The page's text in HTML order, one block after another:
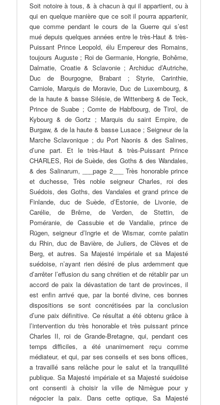
Soit notoire à tous, & à chacun à qui il appartient, ou à
qui en quelque manière que ce soit il pourra appartenir,
que comme pendant le cours de la Guerre qui s’est
mué depuis quelques années entre le très-Haut & très-
Puissant Prince Leopold, élu Empereur des Romains,
toujours Auguste ; Roi de Germanie, Hongrie, Bohême,
Dalmatie, Croatie & Sclavonie ; Archiduc d’Autriche,
Duc de Bourgogne, Brabant ; Styrie, Carinthie,
Carniole, Marquis de Moravie, Duc de Luxembourg, &
de la haute & basse Silésie, de Wittenberg & de Teck,
Prince de Suabe ; Comte de Habfbourg, de Tirol, de
Kybourg & de Gortz ; Marquis du saint Empire, de
Burgaw, & de la haute & basse Lusace ; Seigneur de la
Marche Sclavonique ; du Port Naonis & des Salines,
d’une part. Et le très-Haut & très-Puissant Prince
CHARLES, Roi de Suède, des Goths & des Wandales,
& des Salinarum, ___page 2___ Très honorable prince
et duchesse, Très noble seigneur Charles, roi des
Suédois, des Goths, des Vandales et grand prince de
Finlande, duc de Suède, d’Estonie, de Livonie, de
Carélie, de Brême, de Verden, de Stettin, de
Poméranie, de Cassubie et de Vandalie, prince de
Rügen, seigneur d’Ingrie et de Wismar, comte palatin
du Rhin, duc de Bavière, de Juliers, de Clèves et de
Berg, et autres. Sa Majesté impériale et sa Majesté
suédoise, n’ayant rien désiré de plus ardemment que
d’arrêter l’effusion du sang chrétien et de rétablir par un
accord de paix la dévastation de tant de provinces, il
est enfin arrivé que, par la bonté divine, ces bonnes
dispositions se sont concrétisées par la conclusion
d’une paix définitive. Ce résultat a été obtenu grâce à
l’intervention du très honorable et très puissant prince
Charles II, roi de Grande-Bretagne, qui, pendant ces
temps difficiles, a été unanimement reçu comme
médiateur, et qui, par ses conseils et ses bons offices,
a travaillé sans relâche pour le salut et la tranquillité
publique. Sa Majesté impériale et sa Majesté suédoise
ont consenti à choisir la ville de Nimègue pour y
négocier la paix. Dans cette optique, Sa Majesté